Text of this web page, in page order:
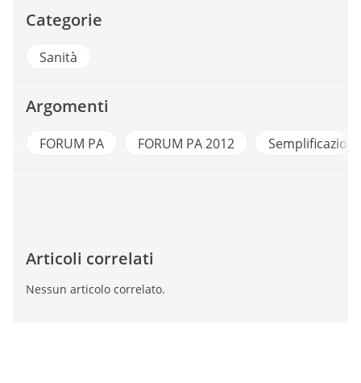
Categorie
Sanità
Argomenti
FORUM PA FORUM PA 2012
Articoli correlati
Nessun articolo correlato.